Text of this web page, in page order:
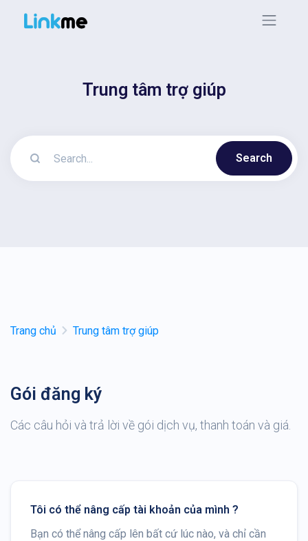
Trung tâm trợ giúp
Search
Trang chủ Trung tâm trợ giúp
Gói đăng ký
Các câu hỏi và trả lời về gói dịch vụ, thanh toán và giá.
Tôi có thể nâng cấp tài khoản của mình ?
Bạn có thể nâng cấp lên bất cứ lúc nào, và chỉ cần